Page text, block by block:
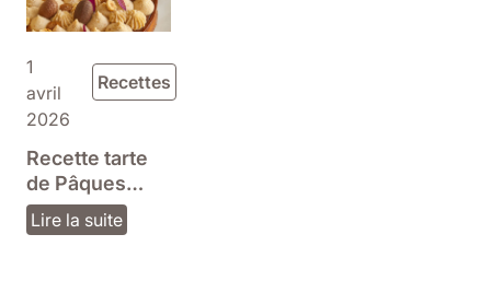
1
avril
2026
Recettes
Recette tarte
de Pâques
praliné et
chocolat
Lire la suite